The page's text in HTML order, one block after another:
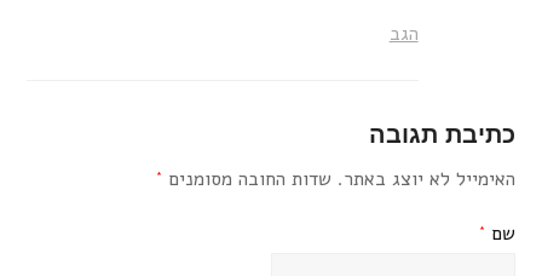
הגב
כתיבת תגובה
האימייל לא יוצג באתר. שדות החובה מסומנים *
שם *